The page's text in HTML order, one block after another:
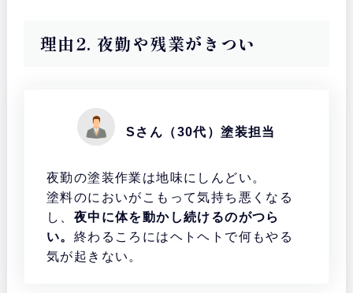
理由2. 夜勤や残業がきつい
Sさん（30代）塗装担当
夜勤の塗装作業は地味にしんどい。
塗料のにおいがこもって気持ち悪くなる
し、 夜中に体を動かし続けるのがつら
い。 終わるころにはヘトヘトで何もやる
気が起きない。